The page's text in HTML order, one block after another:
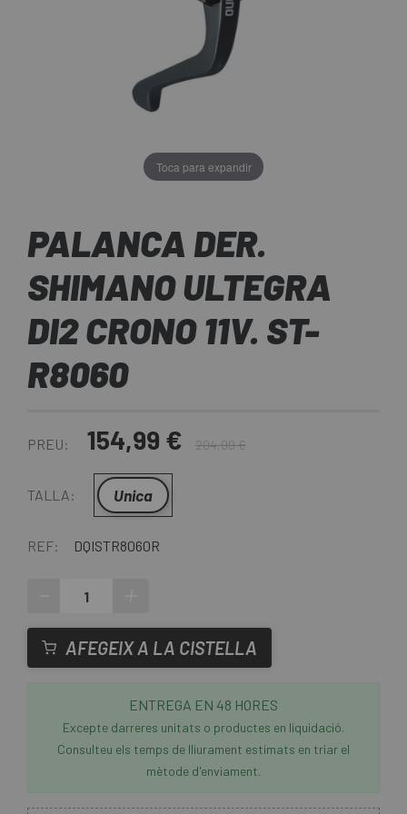
Toca para expandir
PALANCA DER.
SHIMANO ULTEGRA
DI2 CRONO 11V. ST-
R8060
PREU: 154,99 € 204,99 €
TALLA: Unica
REF: DQISTR8060R
AFEGEIX A LA CISTELLA
ENTREGA EN 48 HORES
Excepte darreres unitats o productes en liquidació.
Consulteu els temps de lliurament estimats en triar el
mètode d'enviament.